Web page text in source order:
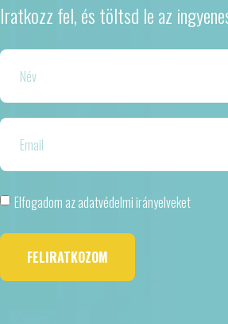
Iratkozz fel, és töltsd le az
Elfogadom az adatvédelmi irányelveket
FELIRATKOZOM